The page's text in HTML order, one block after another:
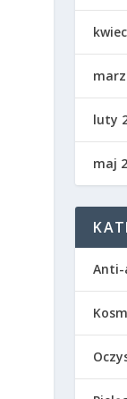
luty
maj
Anti-